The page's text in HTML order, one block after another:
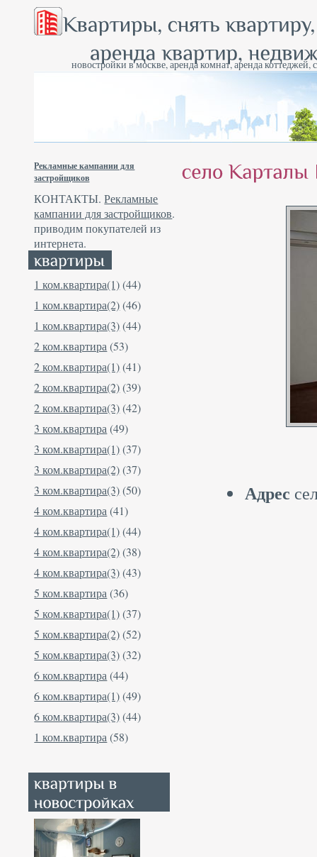
новостройки в москве, аренда комнат, аренда
Рекламные кампании для
застройщиков
КОНТАКТЫ.Рекламные
кампании для застройщиков.
приводим покупателей из
интернета.
1 ком.квартира(1)(44)
1 ком.квартира(2)(46)
1 ком.квартира(3)(44)
2 ком.квартира (53)
2 ком.квартира(1)(41)
2 ком.квартира(2)(39)
2 ком.квартира(3)(42)
3 ком.квартира (49)
3 ком.квартира(1)(37)
3 ком.квартира(2)(37)
3 ком.квартира(3)(50)
4 ком.квартира (41)
4 ком.квартира(1)(44)
4 ком.квартира(2)(38)
4 ком.квартира(3)(43)
5 ком.квартира (36)
5 ком.квартира(1)(37)
5 ком.квартира(2)(52)
5 ком.квартира(3)(32)
6 ком.квартира (44)
6 ком.квартира(1)(49)
6 ком.квартира(3)(44)
1 ком.квартира (58)
Адрес